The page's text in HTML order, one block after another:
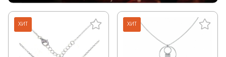
ХИТ ХИТ